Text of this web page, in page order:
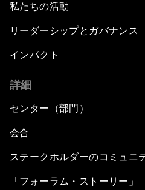
私たちの活動
リーダーシップとガバナンス
インパクト
詳細
センター（部門）
会合
ステークホルダーのコミュニ
「フォーラム・ストーリー」